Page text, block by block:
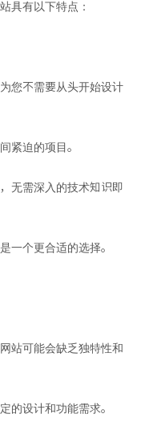
具有以下特点：
您不需要从头开始设计
紧迫的项目。
无需深入的技术知识即
一个更合适的选择。
站可能会缺乏独特性和
的设计和功能需求。